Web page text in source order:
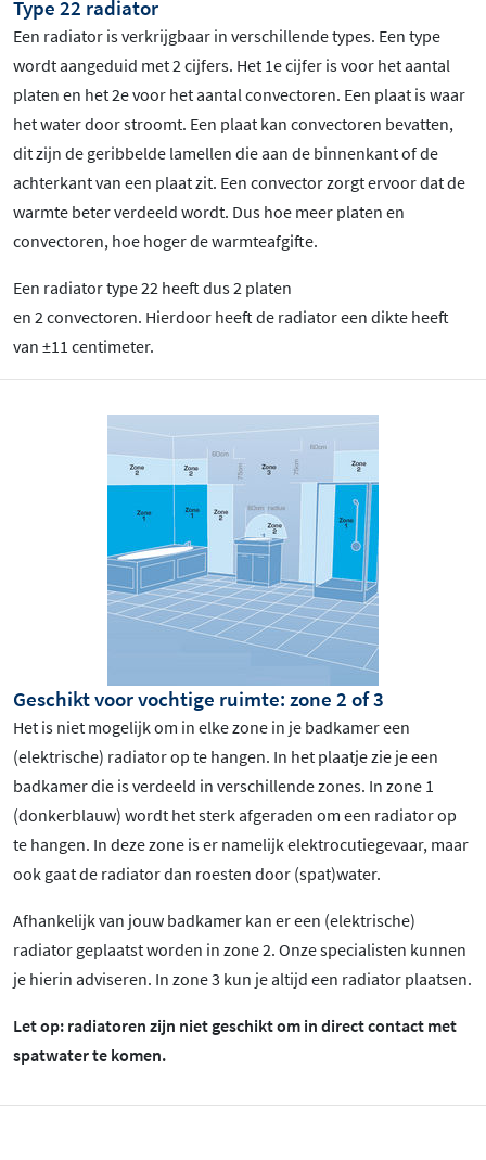
Type 22 radiator
Een radiator is verkrijgbaar in verschillende types. Een type
wordt aangeduid met 2 cijfers. Het 1e cijfer is voor het aantal
platen en het 2e voor het aantal convectoren. Een plaat is waar
het water door stroomt. Een plaat kan convectoren bevatten,
dit zijn de geribbelde lamellen die aan de binnenkant of de
achterkant van een plaat zit. Een convector zorgt ervoor dat de
warmte beter verdeeld wordt. Dus hoe meer platen en
convectoren, hoe hoger de warmteafgifte.
Een radiator type 22 heeft dus 2 platen
en 2 convectoren. Hierdoor heeft de radiator een dikte heeft
van ±11 centimeter.
Geschikt voor vochtige ruimte: zone 2 of 3
Het is niet mogelijk om in elke zone in je badkamer een
(elektrische) radiator op te hangen. In het plaatje zie je een
badkamer die is verdeeld in verschillende zones. In zone 1
(donkerblauw) wordt het sterk afgeraden om een radiator op
te hangen. In deze zone is er namelijk elektrocutiegevaar, maar
ook gaat de radiator dan roesten door (spat)water.
Afhankelijk van jouw badkamer kan er een (elektrische)
radiator geplaatst worden in zone 2. Onze specialisten kunnen
je hierin adviseren. In zone 3 kun je altijd een radiator plaatsen.
Let op: radiatoren zijn niet geschikt om in direct contact met
spatwater te komen.